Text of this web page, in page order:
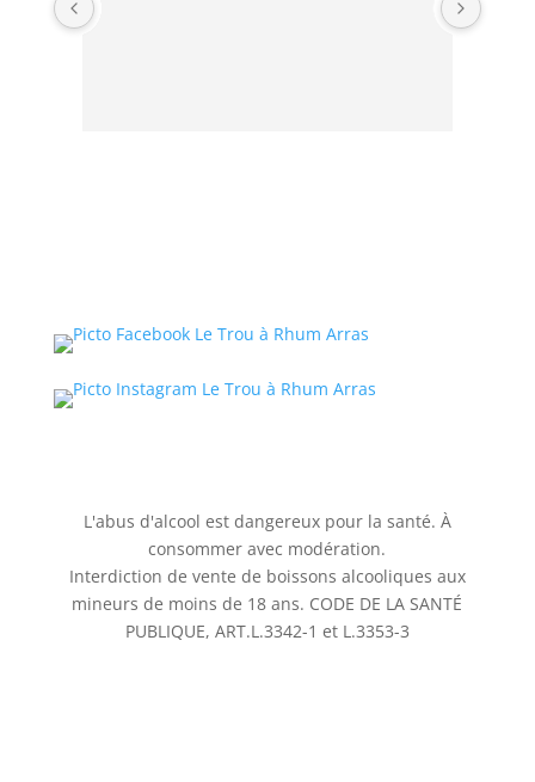
L'abus d'alcool est dangereux pour la santé. À
consommer avec modération.
Interdiction de vente de boissons alcooliques aux
mineurs de moins de 18 ans. CODE DE LA SANTÉ
PUBLIQUE, ART.L.3342-1 et L.3353-3